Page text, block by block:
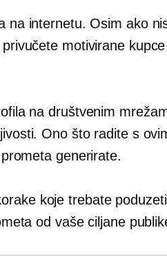
na internetu. Osim ako
motivirane
na društvenim
Ono što radite s
generirate.
koje trebate
od vaše ciljane